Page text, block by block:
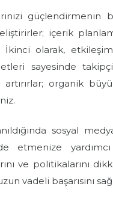
güçlendirmenin
içerik
olarak,
sayesinde
organik
sosyal
etmenize
ve politikalarını
vadeli başarısını